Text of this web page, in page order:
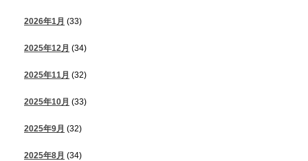
2026年1月 (33)
2025年12月 (34)
2025年11月 (32)
2025年10月 (33)
2025年9月 (32)
2025年8月 (34)